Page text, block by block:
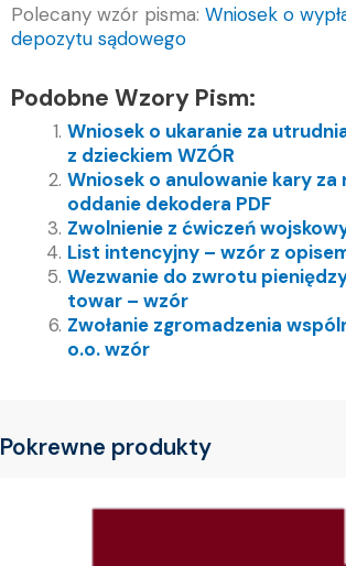
Polecany wzór pisma: Wniosek o
depozytu sądowego
Podobne Wzory Pism:
Wniosek o ukaranie za
z dzieckiem WZÓR
Wniosek o anulowanie kary
oddanie dekodera PDF
Zwolnienie z ćwiczeń
List intencyjny – wzór z
Wezwanie do zwrotu
towar – wzór
Zwołanie zgromadzenia
o.o. wzór
Pokrewne produkty